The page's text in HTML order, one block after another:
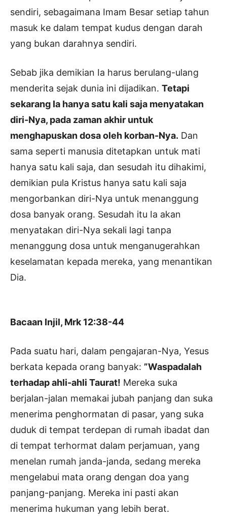
sendiri, sebagaimana Imam Besar setiap tahun
masuk ke dalam tempat kudus dengan darah
yang bukan darahnya sendiri.
Sebab jika demikian Ia harus berulang-ulang
menderita sejak dunia ini dijadikan. Tetapi
sekarang Ia hanya satu kali saja menyatakan
diri-Nya, pada zaman akhir untuk
menghapuskan dosa oleh korban-Nya. Dan
sama seperti manusia ditetapkan untuk mati
hanya satu kali saja, dan sesudah itu dihakimi,
demikian pula Kristus hanya satu kali saja
mengorbankan diri-Nya untuk menanggung
dosa banyak orang. Sesudah itu Ia akan
menyatakan diri-Nya sekali lagi tanpa
menanggung dosa untuk menganugerahkan
keselamatan kepada mereka, yang menantikan
Dia.
Bacaan Injil, Mrk 12:38-44
Pada suatu hari, dalam pengajaran-Nya, Yesus
berkata kepada orang banyak: ”Waspadalah
terhadap ahli-ahli Taurat! Mereka suka
berjalan-jalan memakai jubah panjang dan suka
menerima penghormatan di pasar, yang suka
duduk di tempat terdepan di rumah ibadat dan
di tempat terhormat dalam perjamuan, yang
menelan rumah janda-janda, sedang mereka
mengelabui mata orang dengan doa yang
panjang-panjang. Mereka ini pasti akan
menerima hukuman yang lebih berat.